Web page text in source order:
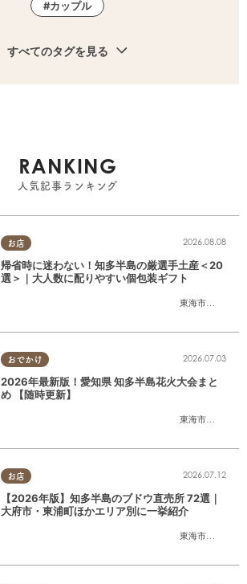
カップル
すべてのタグを見る
RANKING
人気記事ランキング
お店
東海市大府市
2026.08.08
帰省時に迷わない！知多半島の厳選手土産＜20
選＞｜大人数に配りやすい個包装ギフト
おでかけ
東海市大府市
2026.07.03
2026年最新版！愛知県 知多半島花火大会まと
め 【随時更新】
お店
東海市大府市
2026.07.12
【2026年版】知多半島のブドウ直売所 72選｜
大府市・東浦町ほかエリア別に一挙紹介